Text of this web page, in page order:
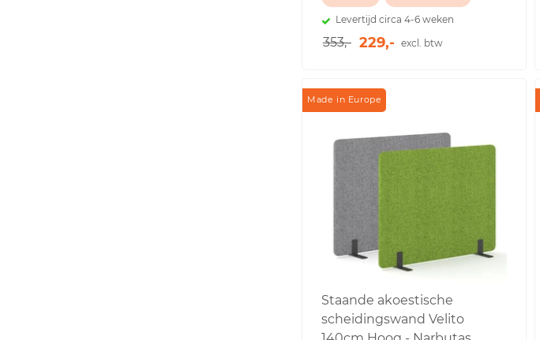
Levertijd circa 4-6 weken
353,- 229,- excl. btw
Made in Europe
Staande akoestische
scheidingswand Velito